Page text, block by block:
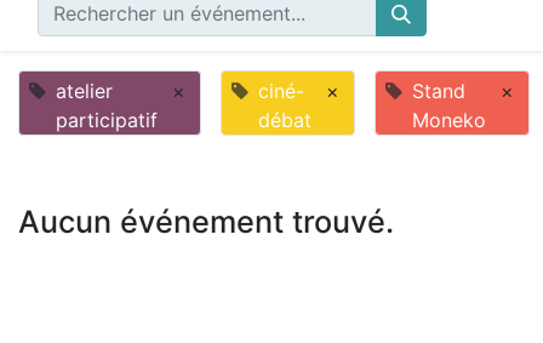
atelier
participatif
×
ciné-
débat
×
Stand
Moneko
×
Aucun événement trouvé.